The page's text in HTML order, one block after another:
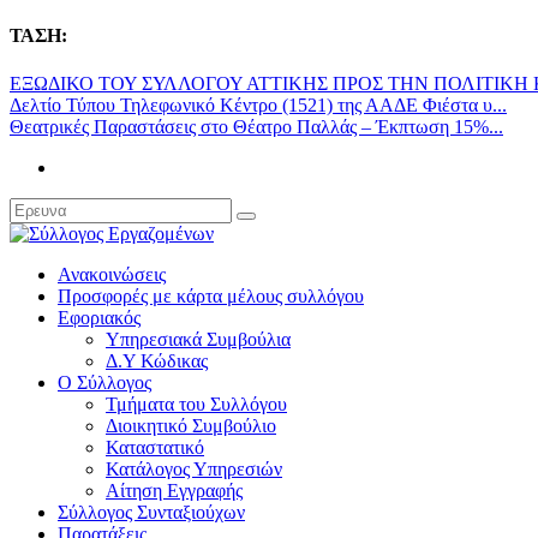
ΤΑΣΗ:
ΕΞΩΔΙΚΟ ΤΟΥ ΣΥΛΛΟΓΟΥ ΑΤΤΙΚΗΣ ΠΡΟΣ ΤΗΝ ΠΟΛΙΤΙΚΗ
Δελτίο Τύπου Τηλεφωνικό Κέντρο (1521) της ΑΑΔΕ Φιέστα υ...
Θεατρικές Παραστάσεις στο Θέατρο Παλλάς – Έκπτωση 15%...
Ανακοινώσεις
Προσφορές με κάρτα μέλους συλλόγου
Εφοριακός
Υπηρεσιακά Συμβούλια
Δ.Υ Κώδικας
Ο Σύλλογος
Τμήματα του Συλλόγου
Διοικητικό Συμβούλιο
Καταστατικό
Κατάλογος Υπηρεσιών
Αίτηση Εγγραφής
Σύλλογος Συνταξιούχων
Παρατάξεις